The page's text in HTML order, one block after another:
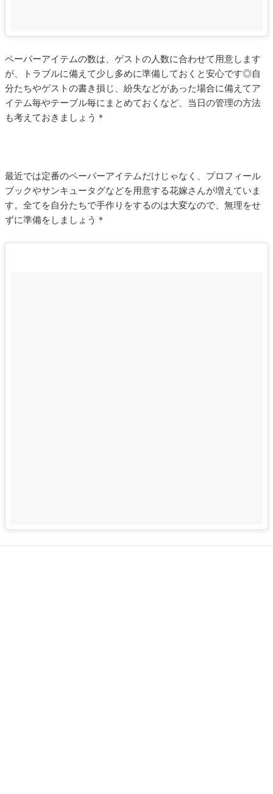
ペーパーアイテムの数は、ゲストの人数に合わせて用意します
が、トラブルに備えて少し多めに準備しておくと安心です◎自
分たちやゲストの書き損じ、紛失などがあった場合に備えてア
イテム毎やテーブル毎にまとめておくなど、当日の管理の方法
も考えておきましょう＊
最近では定番のペーパーアイテムだけじゃなく、プロフィール
ブックやサンキュータグなどを用意する花嫁さんが増えていま
す。全てを自分たちで手作りをするのは大変なので、無理をせ
ずに準備をしましょう＊